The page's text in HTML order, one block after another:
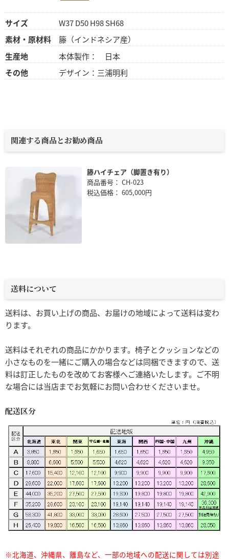
サイズ
W37 D50 H98 SH68
素材・原材料
籐（インドネシア産）
生産地
本体製作： 日本
その他
デザイン：三浦明利
関連する商品とお勧め商品
籐ハイチェア（脚置き有り）
商品番号： CH-023
税込価格： 605,000円
送料について
送料は、お買い上げの商品、お届けの地域によって送料は変わ
ります。
送料はそれぞれの商品にかかります。椅子とクッションなどの
小さなものを一緒にご購入の場合などは同梱できますので、送
料は訂正したものを改めてお客様へご連絡いたします。ご不明
な場合には当店までお気軽にお問い合わせくださいませ。
配送区分
※北海道、沖縄県、離島など、一部の地域への配送に関しては別途